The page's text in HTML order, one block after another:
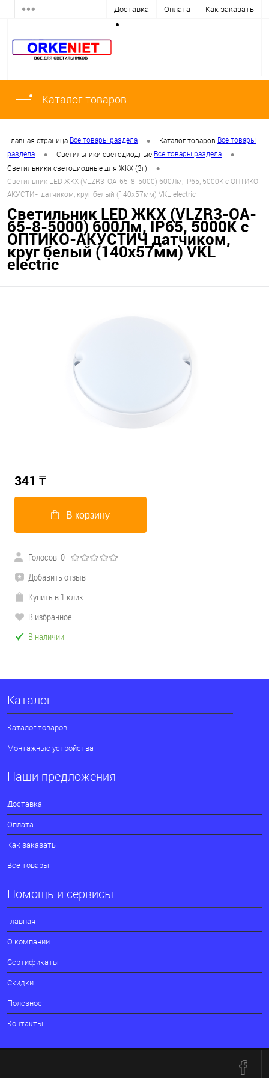
Доставка Оплата Как заказать
Каталог товаров
Главная страница Все товары раздела • Каталог товаров Все товары
раздела
• Светильники светодиодные Все товары раздела •
Светильники светодиодные для ЖКХ (3г) •
Светильник LED ЖКХ (VLZR3-OA-65-8-5000) 600Лм, IP65, 5000К с ОПТИКО-
АКУСТИЧ датчиком, круг белый (140х57мм) VKL electric
Светильник LED ЖКХ (VLZR3-OA-
65-8-5000) 600Лм, IP65, 5000К с
ОПТИКО-АКУСТИЧ датчиком,
круг белый (140х57мм) VKL
electric
341 ₸
В корзину
Голосов: 0
Добавить отзыв
Купить в 1 клик
В избранное
В наличии
Каталог
Каталог товаров
Монтажные устройства
Наши предложения
Доставка
Оплата
Как заказать
Все товары
Помощь и сервисы
Главная
О компании
Сертификаты
Скидки
Полезное
Контакты